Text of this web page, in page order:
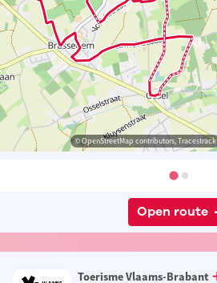
© OpenStreetMap contributors, Tracestrack
Open route
Toerisme Vlaams-Brabant